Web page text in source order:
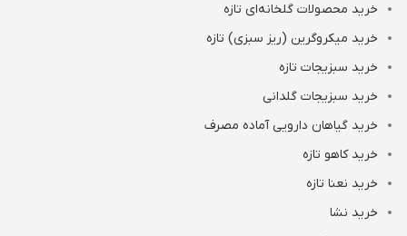
خرید محصولات گلخانه‌ای تازه
خرید میکروگرین (ریز سبزی) تازه
خرید سبزیجات تازه
خرید سبزیجات گلدانی
خرید گیاهان دارویی آماده مصرف
خرید کاهو تازه
خرید نعنا تازه
خرید نشا